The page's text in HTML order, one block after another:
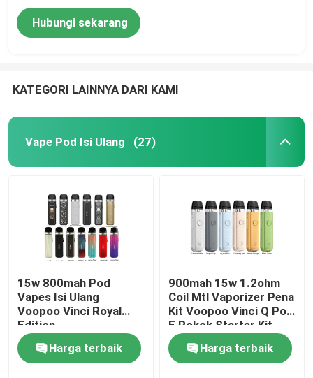
Hubungi sekarang
KATEGORI LAINNYA DARI KAMI
Vape Pod Isi Ulang (27)
15w 800mah Pod
Vapes Isi Ulang
Voopoo Vinci Royal
Edition
Harga terbaik
900mah 15w 1.2ohm
Coil Mtl Vaporizer Pena
Kit Voopoo Vinci Q Pod
E Rokok Starter Kit
Harga terbaik